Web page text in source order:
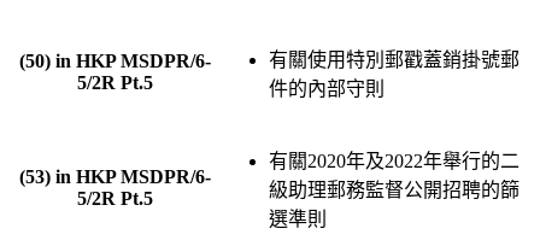
(50) in HKP MSDPR/6-
5/2R Pt.5
有關使用特別郵戳蓋銷掛號郵
件的內部守則
(53) in HKP MSDPR/6-
5/2R Pt.5
有關2020年及2022年舉行的二
級助理郵務監督公開招聘的篩
選準則